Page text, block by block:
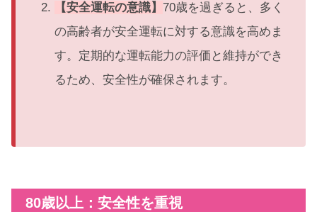
【安全運転の意識】 70歳を過ぎると、多く
の高齢者が安全運転に対する意識を高めま
す。定期的な運転能力の評価と維持ができ
るため、安全性が確保されます。
80歳以上：安全性を重視